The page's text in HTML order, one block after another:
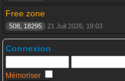
Free zone
508, 18295 21 Juil 2026, 19:03
Connexion
Mémoriser